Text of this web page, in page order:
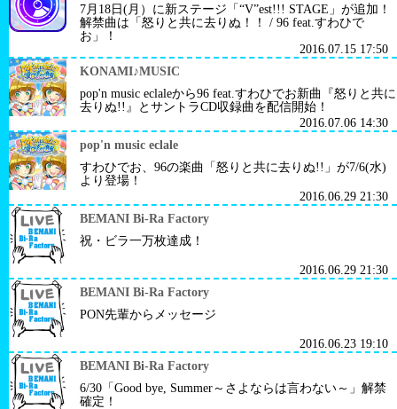
7月18日(月）に新ステージ「“V”est!!! STAGE」が追加！
解禁曲は「怒りと共に去りぬ！！ / 96 feat.すわひで
お」！
2016.07.15 17:50
KONAMI♪MUSIC
pop'n music eclaleから96 feat.すわひでお新曲『怒りと共に
去りぬ!!』とサントラCD収録曲を配信開始！
2016.07.06 14:30
pop'n music eclale
すわひでお、96の楽曲「怒りと共に去りぬ!!」が7/6(水)
より登場！
2016.06.29 21:30
BEMANI Bi-Ra Factory
祝・ビラ一万枚達成！
2016.06.29 21:30
BEMANI Bi-Ra Factory
PON先輩からメッセージ
2016.06.23 19:10
BEMANI Bi-Ra Factory
6/30「Good bye, Summer～さよならは言わない～」解禁
確定！